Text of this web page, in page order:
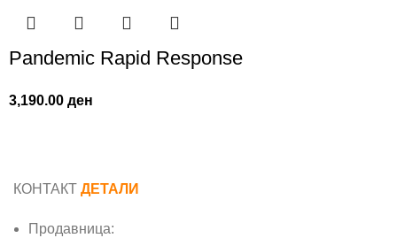
Pandemic Rapid Response
3,190.00ден
КОНТАКТ ДЕТАЛИ
Продавница: